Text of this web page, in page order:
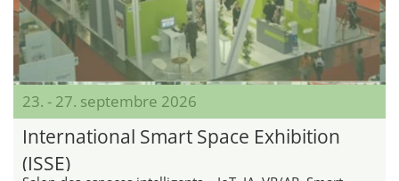
23. - 27. septembre 2026
International Smart Space Exhibition
(ISSE)